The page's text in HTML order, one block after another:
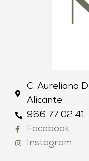
C. Aureliano
Alicante
966 77 02 41
Facebook
Instagram